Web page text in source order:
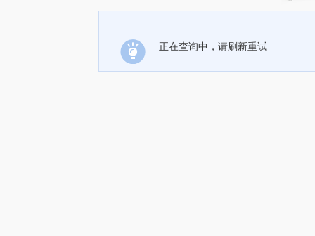
正在查询中，请刷新重试